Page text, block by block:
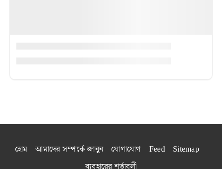
হোম আমাদের সম্পর্কে জানুন যোগাযোগ Feed
Sitemap